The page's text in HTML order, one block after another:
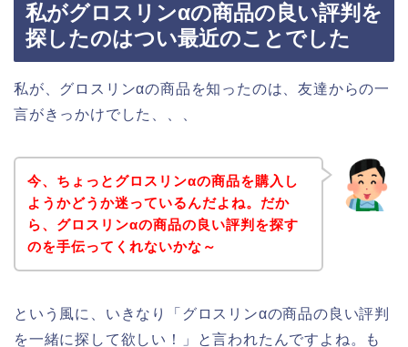
私がグロスリンαの商品の良い評判を
探したのはつい最近のことでした
私が、グロスリンαの商品を知ったのは、友達からの一
言がきっかけでした、、、
今、ちょっとグロスリンαの商品を購入し
ようかどうか迷っているんだよね。だか
ら、グロスリンαの商品の良い評判を探す
のを手伝ってくれないかな～
という風に、いきなり「グロスリンαの商品の良い評判
を一緒に探して欲しい！」と言われたんですよね。も